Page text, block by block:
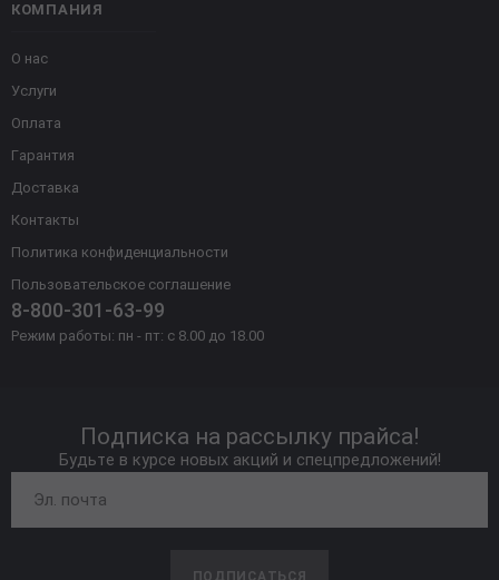
КОМПАНИЯ
О нас
Услуги
Оплата
Гарантия
Доставка
Контакты
Политика конфиденциальности
Пользовательское соглашение
8-800-301-63-99
Режим работы: пн - пт: с 8.00 до 18.00
Подписка на рассылку прайса!
Будьте в курсе новых акций и спецпредложений!
ПОДПИСАТЬСЯ